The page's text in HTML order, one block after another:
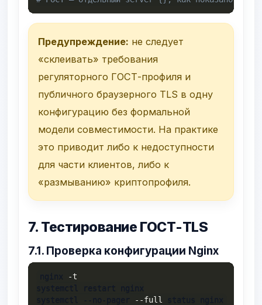
Предупреждение: не следует
«склеивать» требования
регуляторного ГОСТ-профиля и
публичного браузерного TLS в одну
конфигурацию без формальной
модели совместимости. На практике
это приводит либо к недоступности
для части клиентов, либо к
«размыванию» криптопрофиля.
7. Тестирование ГОСТ-TLS
7.1. Проверка конфигурации Nginx
-t
--full